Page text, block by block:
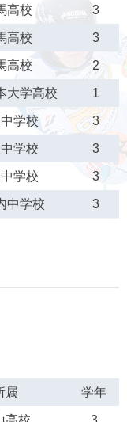
高校 3
高校 3
高校 2
大学高校 1
学校 3
学校 3
学校 3
中学校 3
属 学年